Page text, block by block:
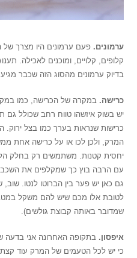
ערמונים.
קלופים, קלויים, ומוכנים לאכילה.
בדיוק ערמונים מהסוג הזה שכבר מגיע
כרישה. במקרה של הכרישה, כמו
יש בשוק איזשהו טווח רחב שכולל גם
כרישות שנראות בערך כמו בצל
המרק, ולכן לכו או על כרישה אחת
יחסית קטנות. משתמשים רק בחלק
עם הרבה בוץ כך שמקלפים את
גם כאן יש פער בין הברוטו לנטו.
לטובת אלו מכם שיש להם משקל
שמדובר באותה קבוצת גולשים).
איפסון. בתקופה האחרונה אני בדעה
כי יש לכל הטעמים של המרק עוד